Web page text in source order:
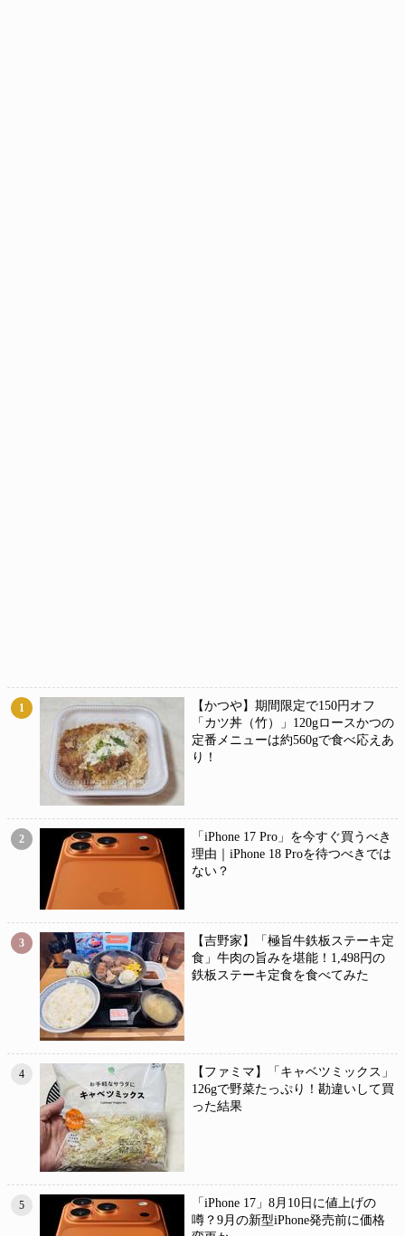
1
【かつや】期間限定で150円オフ
「カツ丼（竹）」120gロースかつの
定番メニューは約560gで食べ応えあ
り！
2
「iPhone 17 Pro」を今すぐ買うべき
理由｜iPhone 18 Proを待つべきでは
ない？
3
【吉野家】「極旨牛鉄板ステーキ定
食」牛肉の旨みを堪能！1,498円の
鉄板ステーキ定食を食べてみた
4
【ファミマ】「キャベツミックス」
126gで野菜たっぷり！勘違いして買
った結果
5
「iPhone 17」8月10日に値上げの
噂？9月の新型iPhone発売前に価格